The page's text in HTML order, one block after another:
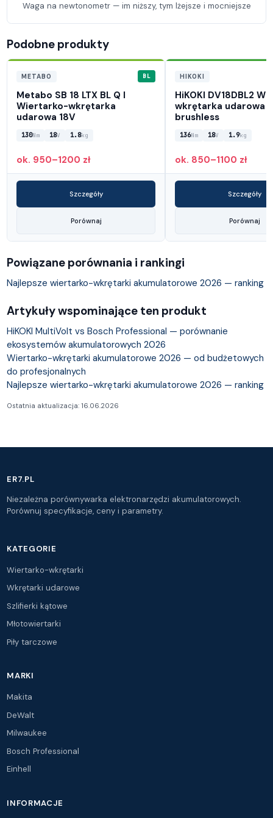
Waga na newtonometr — im niższy, tym lżejsze i mocniejsze
Podobne produkty
METABO BL
Metabo SB 18 LTX BL Q I
Wiertarko-wkrętarka
udarowa 18V
130Nm 18V 1.8kg
ok. 950–1200 zł
Szczegóły
Porównaj
HIKOKI
HiKOKI DV18DBL2
wkrętarka udarowa
brushless
136Nm 18V 1.9kg
ok. 850–1100 zł
Szczegóły
Porównaj
Powiązane porównania i rankingi
Najlepsze wiertarko-wkrętarki akumulatorowe 2026 — ranking
Artykuły wspominające ten produkt
HiKOKI MultiVolt vs Bosch Professional — porównanie
ekosystemów akumulatorowych 2026
Wiertarko-wkrętarki akumulatorowe 2026 — od budżetowych
do profesjonalnych
Najlepsze wiertarko-wkrętarki akumulatorowe 2026 — ranking
Ostatnia aktualizacja: 16.06.2026
ER7.PL
Niezależna porównywarka elektronarzędzi akumulatorowych.
Porównuj specyfikacje, ceny i parametry.
KATEGORIE
Wiertarko-wkrętarki
Wkrętarki udarowe
Szlifierki kątowe
Młotowiertarki
Piły tarczowe
MARKI
Makita
DeWalt
Milwaukee
Bosch Professional
Einhell
INFORMACJE